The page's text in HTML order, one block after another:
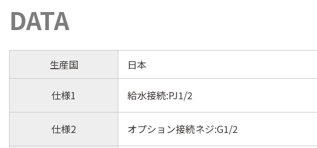
DATA
生産国 日本
仕様1 給水接続:PJ1/2
仕様2 オプション接続ネジ:G1/2